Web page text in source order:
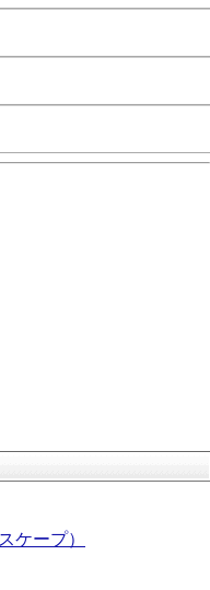
ケープ）